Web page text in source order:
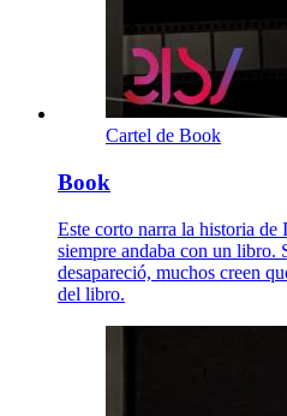
Cartel de Book
Book
Este corto narra la historia
siempre andaba con un libro.
desapareció, muchos creen
del libro.